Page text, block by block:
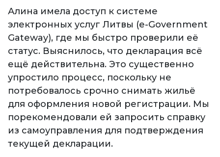
Алина имела доступ к системе
электронных услуг Литвы (e-Government
Gateway), где мы быстро проверили её
статус. Выяснилось, что декларация всё
ещё действительна. Это существенно
упростило процесс, поскольку не
потребовалось срочно снимать жильё
для оформления новой регистрации. Мы
порекомендовали ей запросить справку
из самоуправления для подтверждения
текущей декларации.